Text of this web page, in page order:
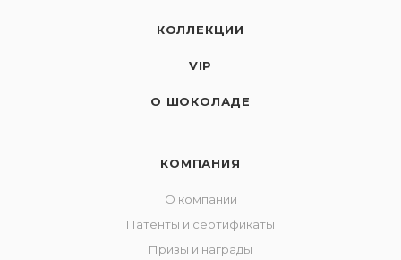
КОЛЛЕКЦИИ
VIP
О ШОКОЛАДЕ
КОМПАНИЯ
О компании
Патенты и сертификаты
Призы и награды